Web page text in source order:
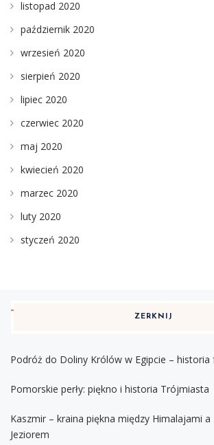
listopad 2020
październik 2020
wrzesień 2020
sierpień 2020
lipiec 2020
czerwiec 2020
maj 2020
kwiecień 2020
marzec 2020
luty 2020
styczeń 2020
ZERKNIJ
Podróż do Doliny Królów w Egipcie –
Pomorskie perły: piękno i historia Trójmiasta
Kaszmir – kraina piękna między Himalajami a
Jeziorem